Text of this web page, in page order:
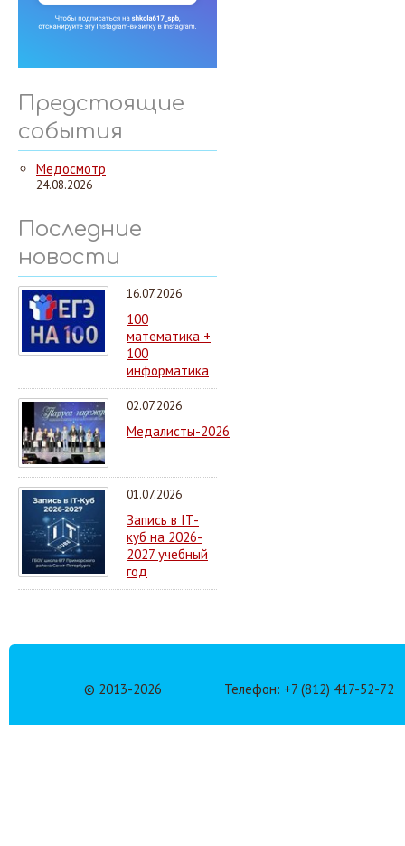
Предстоящие
события
Медосмотр
24.08.2026
Последние
новости
16.07.2026
100
математика +
100
информатика
02.07.2026
Медалисты-2026
01.07.2026
Запись в IT-
куб на 2026-
2027 учебный
год
© 2013-2026 Телефон: +7 (812) 417-52-72